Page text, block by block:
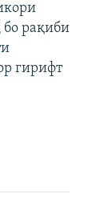
бо рақиби
гирифт